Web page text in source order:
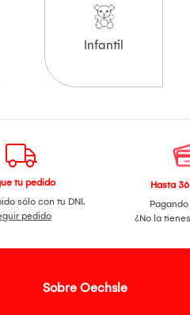
Infantil
tu pedido
sólo con tu DNI.
pedido
Hasta
¿No la
Sobre Oechsle